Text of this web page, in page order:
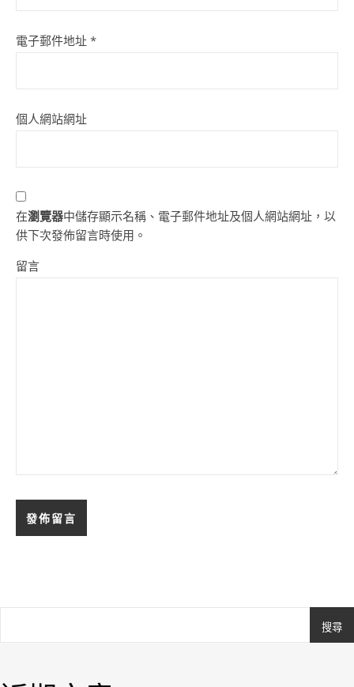
電子郵件地址 *
個人網站網址
在瀏覽器中儲存顯示名稱、電子郵件地址及個人網站網址，以
供下次發佈留言時使用。
留言
搜尋